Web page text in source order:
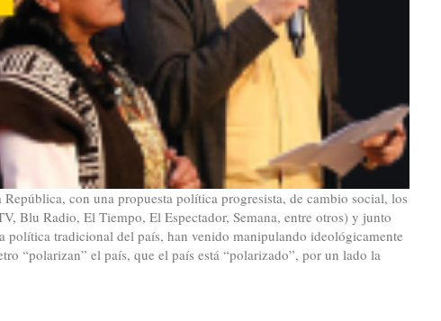
con una propuesta política progresista, de cambio social, los
Blu Radio, El Tiempo, El Espectador, Semana, entre otros) y junto
política tradicional del país, han venido manipulando ideológicamente
“polarizan” el país, que el país está “polarizado”, por un lado la